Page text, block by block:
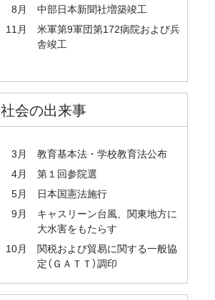
8月
中部日本新聞社増築竣工
11月
米軍第9軍団第172病院および兵
舎竣工
社会の出来事
3月
教育基本法・学校教育法公布
4月
第１回参院選
5月
日本国憲法施行
9月
キャスリーン台風、関東地方に
大水害をもたらす
10月
関税および貿易に関する一般協
定（ＧＡＴＴ）調印